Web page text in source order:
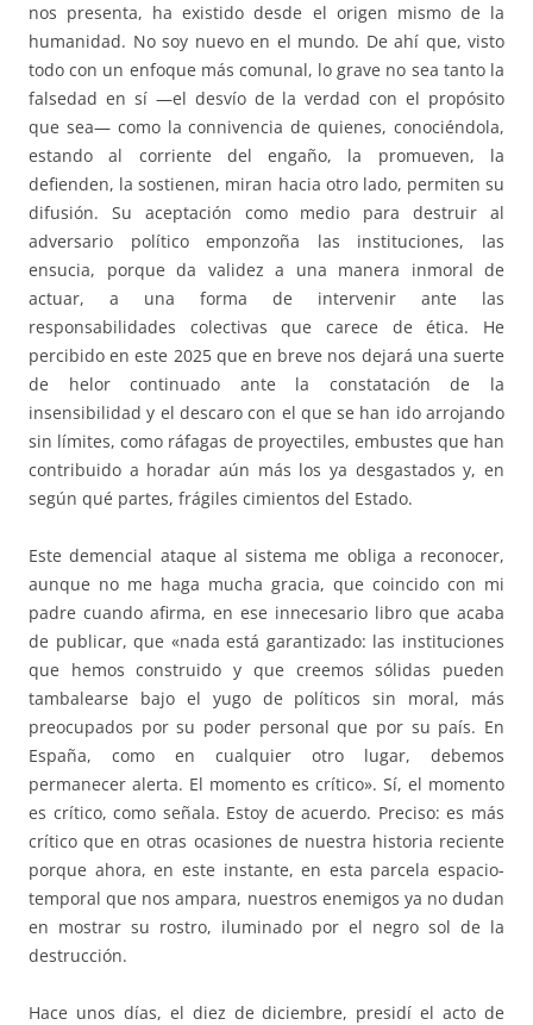
nos presenta, ha existido desde el origen mismo de la
humanidad. No soy nuevo en el mundo. De ahí que, visto
todo con un enfoque más comunal, lo grave no sea tanto la
falsedad en sí —el desvío de la verdad con el propósito
que sea— como la connivencia de quienes, conociéndola,
estando al corriente del engaño, la promueven, la
defienden, la sostienen, miran hacia otro lado, permiten su
difusión. Su aceptación como medio para destruir al
adversario político emponzoña las instituciones, las
ensucia, porque da validez a una manera inmoral de
actuar, a una forma de intervenir ante las
responsabilidades colectivas que carece de ética. He
percibido en este 2025 que en breve nos dejará una suerte
de helor continuado ante la constatación de la
insensibilidad y el descaro con el que se han ido arrojando
sin límites, como ráfagas de proyectiles, embustes que han
contribuido a horadar aún más los ya desgastados y, en
según qué partes, frágiles cimientos del Estado.
Este demencial ataque al sistema me obliga a reconocer,
aunque no me haga mucha gracia, que coincido con mi
padre cuando afirma, en ese innecesario libro que acaba
de publicar, que «nada está garantizado: las instituciones
que hemos construido y que creemos sólidas pueden
tambalearse bajo el yugo de políticos sin moral, más
preocupados por su poder personal que por su país. En
España, como en cualquier otro lugar, debemos
permanecer alerta. El momento es crítico». Sí, el momento
es crítico, como señala. Estoy de acuerdo. Preciso: es más
crítico que en otras ocasiones de nuestra historia reciente
porque ahora, en este instante, en esta parcela espacio-
temporal que nos ampara, nuestros enemigos ya no dudan
en mostrar su rostro, iluminado por el negro sol de la
destrucción.
Hace unos días, el diez de diciembre, presidí el acto de